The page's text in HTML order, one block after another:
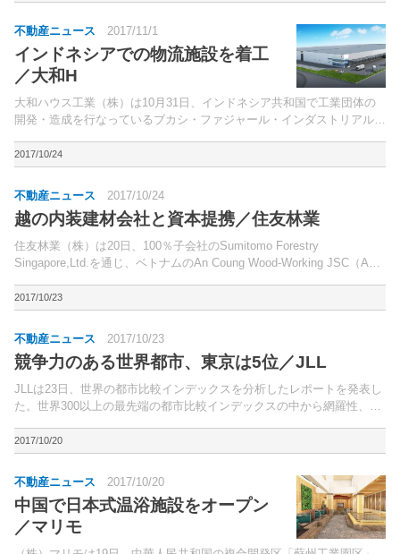
不動産ニュース 2017/11/1
インドネシアでの物流施設を着工
／大和H
大和ハウス工業（株）は10月31日、インドネシア共和国で工業団体の
開発・造成を行なっているブカシ・ファジャール・インダストリアル・
スティック・プロパティが、インドネシア西ジャワ州...
2017/10/24
不動産ニュース 2017/10/24
越の内装建材会社と資本提携／住友林業
住友林業（株）は20日、100％子会社のSumitomo Forestry
Singapore,Ltd.を通じ、ベトナムのAn Coung Wood-Working JSC（AC
通...
2017/10/23
不動産ニュース 2017/10/23
競争力のある世界都市、東京は5位／JLL
JLLは23日、世界の都市比較インデックスを分析したレポートを発表し
た。世界300以上の最先端の都市比較インデックスの中から網羅性、安
（企業のプレゼンス、ゲートウェイ機能、市場規...
2017/10/20
不動産ニュース 2017/10/20
中国で日本式温浴施設をオープン
／マリモ